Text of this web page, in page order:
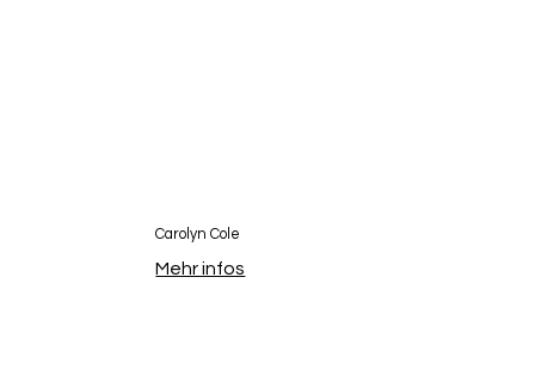
Carolyn Cole
Mehr infos